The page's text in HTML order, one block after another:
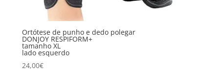
Ortótese de punho e dedo polegar
DONJOY RESPIFORM+
tamanho XL
lado esquerdo
24,00€